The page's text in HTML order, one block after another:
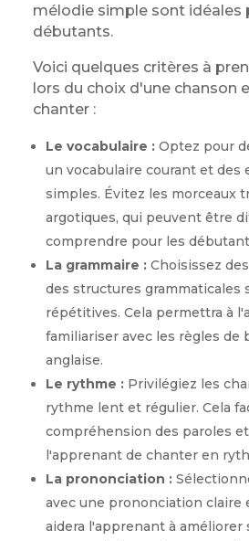
mélodie simple sont idéales
débutants.
Voici quelques critères à
lors du choix d'une chanson
chanter :
Le vocabulaire :Optez pour
un vocabulaire courant et des
simples. Évitez les morceaux
argotiques, qui peuvent être
comprendre pour les
La grammaire :Choisissez
des structures grammaticales
répétitives. Cela permettra à
familiariser avec les règles de
anglaise.
Le rythme :Privilégiez les
rythme lent et régulier. Cela
compréhension des paroles
l'apprenant de chanter en
La prononciation :
avec une prononciation claire
aidera l'apprenant à améliorer